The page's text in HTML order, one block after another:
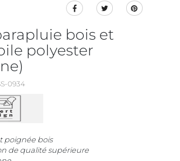
bois et
polyester
0934
poignée bois
de qualité supérieure